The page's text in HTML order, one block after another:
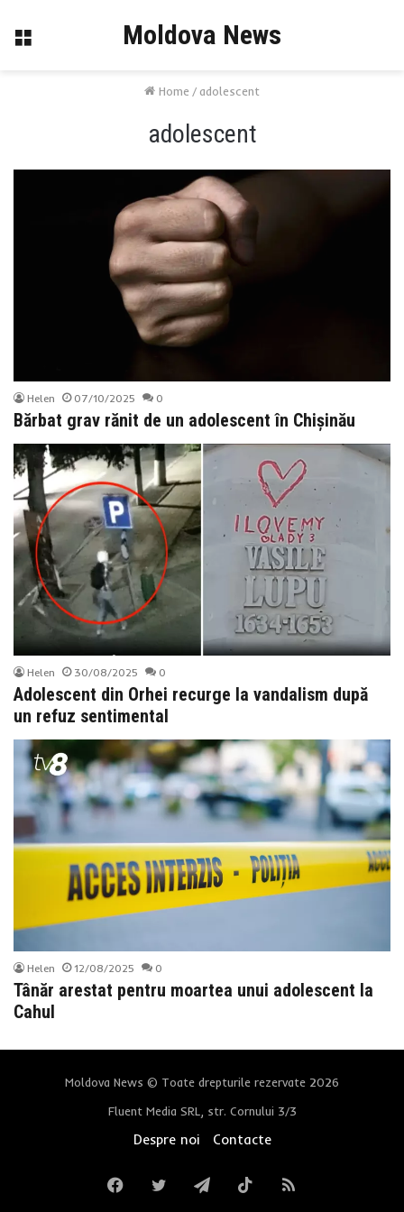
Menu Moldova News
Home /adolescent
adolescent
Helen 07/10/2025 0
Bărbat grav rănit de un adolescent în Chișinău
Helen 30/08/2025 0
Adolescent din Orhei recurge la vandalism după
un refuz sentimental
Helen 12/08/2025 0
Tânăr arestat pentru moartea unui adolescent la
Cahul
Moldova News © Toate drepturile rezervate 2026
Fluent Media SRL, str. Cornului 3/3
Despre noi Contacte
FacebookTwitterTelegramTikTokRSS